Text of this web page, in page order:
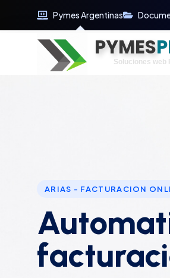
Pymes Argentinas
PYMES
Soluciones web
ARIAS - FACTURACION